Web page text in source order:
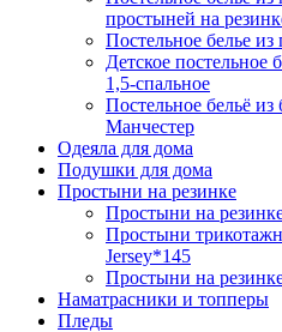
простыней на
Постельное белье
Детское постельное
1,5-спальное
Постельное бельё из
Манчестер
Одеяла для дома
Подушки для дома
Простыни на резинке
Простыни на
Простыни
Jersey*145
Простыни на
Наматрасники и топперы
Пледы